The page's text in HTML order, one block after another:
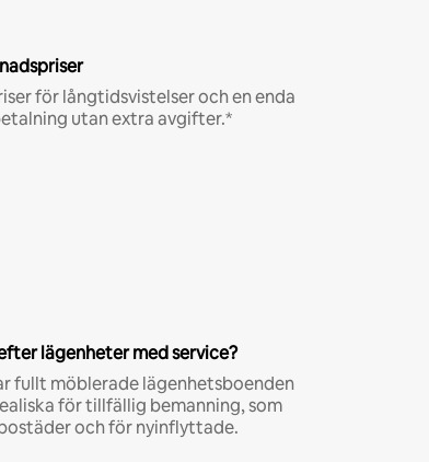
för långtidsvistelser och en enda
utan extra avgifter.*
lägenheter med service?
fullt möblerade lägenhetsboenden
för tillfällig bemanning, som
och för nyinflyttade.